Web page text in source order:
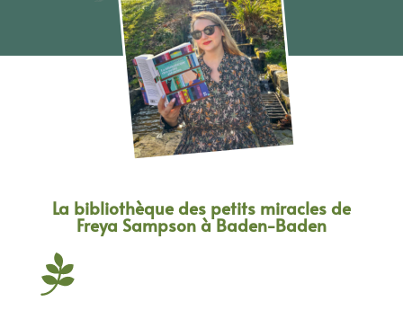
La bibliothèque des petits miracles de
Freya Sampson à Baden-Baden